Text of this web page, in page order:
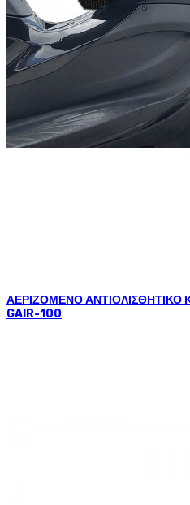
ΑΕΡΙΖΟΜΕΝΟ ΑΝΤΙΟΛΙΣΘΗΤΙΚΟ
GAIR-100